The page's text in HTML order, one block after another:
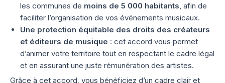
les communes de moins de 5 000 habitants , afin de
faciliter l’organisation de vos événements musicaux.
Une protection équitable des droits des créateurs
et éditeurs de musique : cet accord vous permet
d’animer votre territoire tout en respectant le cadre légal
et en assurant une juste rémunération des artistes.
Grâce à cet accord, vous bénéficiez d’un cadre clair et